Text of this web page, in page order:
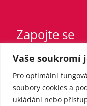
Vaše soukromí
Pro optimální
soubory cookies a
ukládání nebo
Zapojte se
Vstupte do strany
Registrovaný
Přispějte finančně